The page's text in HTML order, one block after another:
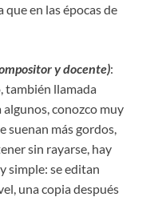
en las épocas de
y docente):
también llamada
conozco muy
suenan más gordos,
sin rayarse, hay
simple: se editan
una copia después